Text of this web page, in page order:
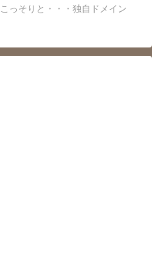
こっそりと・・・独自ドメイン